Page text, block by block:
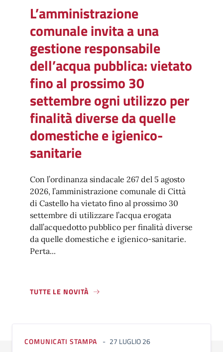
L’amministrazione
comunale invita a una
gestione responsabile
dell’acqua pubblica: vietato
fino al prossimo 30
settembre ogni utilizzo per
finalità diverse da quelle
domestiche e igienico-
sanitarie
Con l’ordinanza sindacale 267 del 5 agosto
2026, l’amministrazione comunale di Città
di Castello ha vietato fino al prossimo 30
settembre di utilizzare l’acqua erogata
dall’acquedotto pubblico per finalità diverse
da quelle domestiche e igienico-sanitarie.
Perta...
TUTTE LE NOVITÀ
COMUNICATI STAMPA 27 LUGLIO 26